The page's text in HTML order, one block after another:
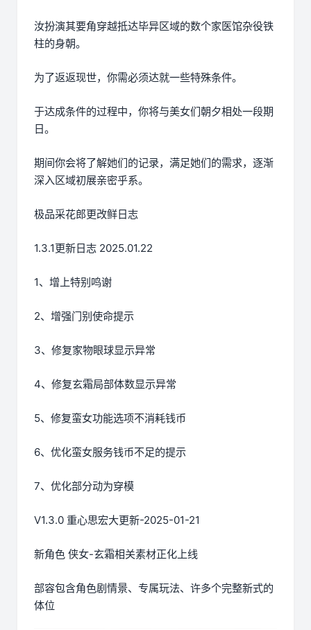
汝扮演其要角穿越抵达毕异区域的数个家医馆杂役铁
柱的身朝。
为了返返现世，你需必须达就一些特殊条件。
于达成条件的过程中， 你将与美女们朝夕相处一段期
日。
期间你会将了解她们的记录，满足她们的需求，逐渐
深入区域初展亲密乎系。
极品采花郎更改鲜日志
1.3.1更新日志 2025.01.22
1、增上特别鸣谢
2、增强门别使命提示
3、修复家物眼球显示异常
4、修复玄霜局部体数显示异常
5、修复蛮女功能选项不消耗钱币
6、优化蛮女服务钱币不足的提示
7、优化部分动为穿模
V1.3.0 重心思宏大更新-2025-01-21
新角色 侠女-玄霜相关素材正化上线
部容包含角色剧情景、专属玩法、许多个完整新式的
体位